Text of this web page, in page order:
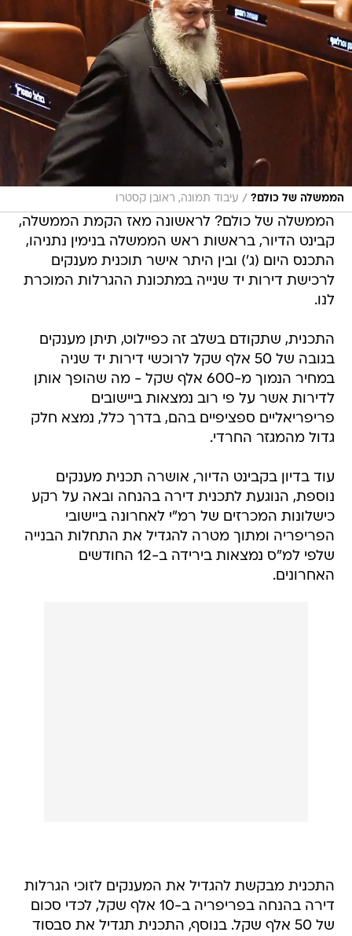
הממשלה של כולם? / עיבוד תמונה, ראובן קסטרו
הממשלה של כולם? לראשונה מאז הקמת הממשלה,
קבינט הדיור, בראשות ראש הממשלה בנימין נתניהו,
התכנס היום (ג') ובין היתר אישר תוכנית מענקים
לרכישת דירות יד שנייה במתכונת ההגרלות המוכרת
לנו.
התכנית, שתקודם בשלב זה כפיילוט, תיתן מענקים
בגובה של 50 אלף שקל לרוכשי דירות יד שניה
במחיר הנמוך מ-600 אלף שקל - מה שהופך אותן
לדירות אשר על פי רוב נמצאות ביישובים
פריפריאליים ספציפיים בהם, בדרך כלל, נמצא חלק
גדול מהמגזר החרדי.
עוד בדיון בקבינט הדיור, אושרה תכנית מענקים
נוספת, הנוגעת לתכנית דירה בהנחה ובאה על רקע
כישלונות המכרזים של רמ"י לאחרונה ביישובי
הפריפריה ומתוך מטרה להגדיל את התחלות הבנייה
שלפי למ"ס נמצאות בירידה ב-12 החודשים
האחרונים.
התכנית מבקשת להגדיל את המענקים לזוכי הגרלות
דירה בהנחה בפריפריה ב-10 אלף שקל, לכדי סכום
של 50 אלף שקל. בנוסף, התכנית תגדיל את סבסוד